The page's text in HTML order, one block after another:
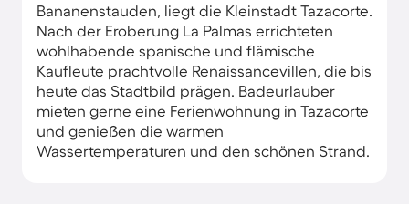
Bananenstauden, liegt die Kleinstadt Tazacorte.
Nach der Eroberung La Palmas errichteten
wohlhabende spanische und flämische
Kaufleute prachtvolle Renaissancevillen, die bis
heute das Stadtbild prägen. Badeurlauber
mieten gerne eine Ferienwohnung in Tazacorte
und genießen die warmen
Wassertemperaturen und den schönen Strand.